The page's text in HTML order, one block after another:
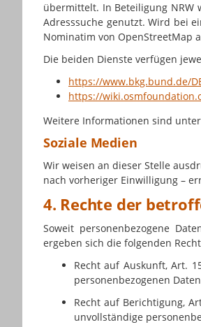
übermittelt. In Beteiligung NRW
Adresssuche genutzt. Wird bei
Nominatim von OpenStreetMap
Die beiden Dienste verfügen
https://www.bkg.bund.de/
https://
Weitere Informationen sind unter
Soziale Medien
Wir weisen an dieser Stelle
nach vorheriger Einwilligung –
4. Rechte der
Soweit personenbezogene
ergeben sich die folgenden
Recht auf Auskunft, Art.
personenbezogenen
Recht auf Berichtigung,
unvollständige